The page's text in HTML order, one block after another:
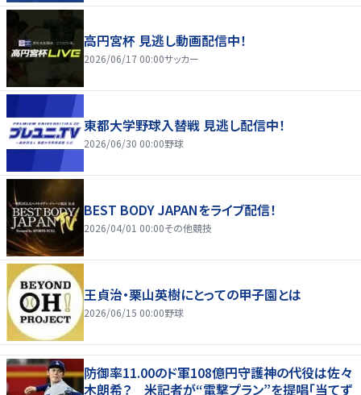
高円宮杯 見逃し動画配信中！
2026/06/17 00:00サッカー
東都大学野球入替戦 見逃し配信中！
2026/06/30 00:00野球
BEST BODY JAPANをライブ配信！
2026/04/01 00:00その他競技
王貞治・栗山英樹にとっての甲子園とは
2026/06/15 00:00野球
防御率11.00のド軍108億円守護神の代役は佐々
木朗希？ 米記者が“電撃プラン”を提唱「当てず